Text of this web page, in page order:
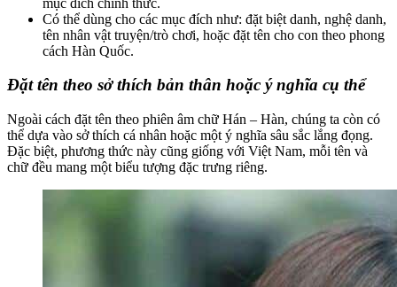
Có thể dùng cho các mục đích như: đặt biệt danh, nghệ danh,
tên nhân vật truyện/trò chơi, hoặc đặt tên cho con theo phong
cách Hàn Quốc.
Đặt tên theo sở thích bản thân hoặc ý nghĩa cụ thể
Ngoài cách đặt tên theo phiên âm chữ Hán – Hàn, chúng ta còn có
thể dựa vào sở thích cá nhân hoặc một ý nghĩa sâu sắc lắng đọng.
Đặc biệt, phương thức này cũng giống với Việt Nam, mỗi tên và
chữ đều mang một biểu tượng đặc trưng riêng.